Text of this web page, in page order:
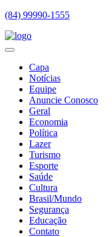
(84) 99990-1555
Capa
Notícias
Equipe
Anuncie Conosco
Geral
Economia
Política
Lazer
Turismo
Esporte
Saúde
Cultura
Brasil/Mundo
Segurança
Educação
Contato